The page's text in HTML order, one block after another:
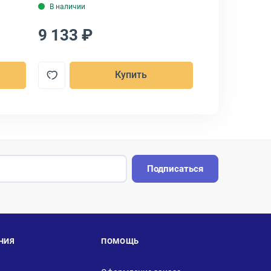
В наличии
9 133 ₽
Купить
Подписаться
ПОМОЩЬ